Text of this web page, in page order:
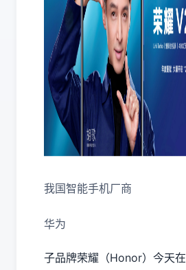
我国智能手机厂商
华为
子品牌荣耀（Honor）今天